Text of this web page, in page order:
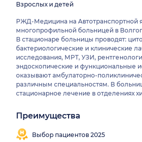
Взрослых и детей
РЖД-Медицина на Автотранспортной
многопрофильной больницей в
В стационаре больницы проводят:
бактериологические и клинические
исследования, МРТ, УЗИ,
эндоскопические и функциональные
оказывают амбулаторно-
различным специальностям. В
стационарное лечение в отделениях
неврологии, терапии, в областном
аллергологии и иммунологии,
офтальмологии, рефлексотерапии.
разного профиля и квалификации, в
Преимущества
Выбор пациентов 2025
специальностей
Записалось
человек
реанимация
КТ